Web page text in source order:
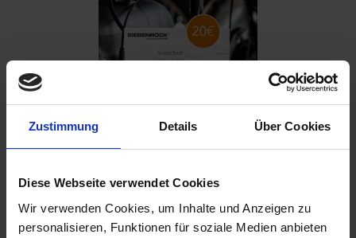
Zustimmung Details Über Cookies
Diese Webseite verwendet Cookies
Wir verwenden Cookies, um Inhalte und Anzeigen zu
personalisieren, Funktionen für soziale Medien anbieten
zzgl. Versandkosten
Sofort versandfertig, Lieferzeit ca. 2-4 Werktage innerhalb
Deutschlands